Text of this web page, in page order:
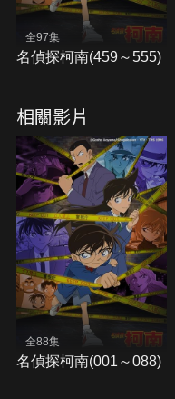
全97集
名偵探柯南(459～555)
相關影片
全88集
名偵探柯南(001～088)